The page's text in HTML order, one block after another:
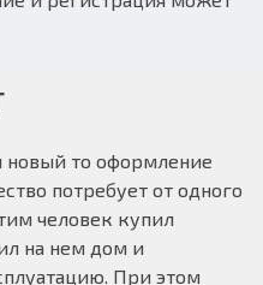
новый то оформление
потребует от одного
человек купил
на нем дом и
При этом